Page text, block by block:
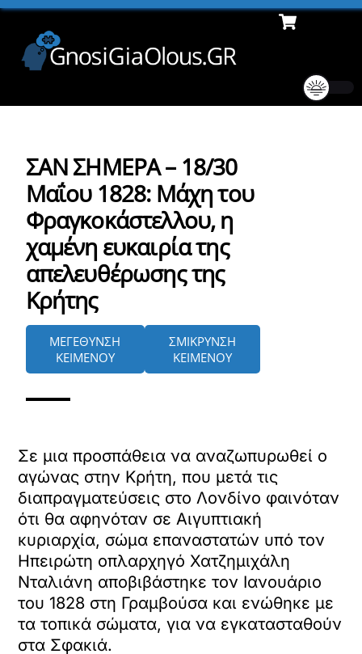
Skip
content
Cart
ΣΑΝ ΣΗΜΕΡΑ – 18/30
Μαΐου 1828: Μάχη του
Φραγκοκάστελλου, η
χαμένη ευκαιρία της
απελευθέρωσης της
Κρήτης
ΜΕΓΕΘΥΝΣΗ
ΚΕΙΜΕΝΟΥ
ΣΜΙΚΡΥΝΣΗ
ΚΕΙΜΕΝΟΥ
Σε μια προσπάθεια να αναζωπυρωθεί ο
αγώνας στην Κρήτη, που μετά τις
διαπραγματεύσεις στο Λονδίνο φαινόταν
ότι θα αφηνόταν σε Αιγυπτιακή
κυριαρχία, σώμα επαναστατών υπό τον
Ηπειρώτη οπλαρχηγό Χατζημιχάλη
Νταλιάνη αποβιβάστηκε τον Ιανουάριο
του 1828 στη Γραμβούσα και ενώθηκε με
τα τοπικά σώματα, για να εγκατασταθούν
στα Σφακιά.